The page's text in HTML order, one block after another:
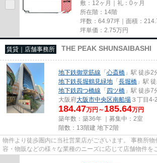
敷：12ヶ月｜礼：0ヶ月
所在階：14階
坪数：64.97坪｜面積：
坪単価： 2.75万円
賃貸｜店舗事務所 THE PEAK SHUNSAIBASHI
地下鉄御堂筋線 「心斎橋 」駅 徒歩2
地下鉄長堀鶴見緑地 「長堀橋 」駅
地下鉄四つ橋線 「四ツ橋 」駅 徒歩7
大阪府大阪市中央区南船場 ３丁目4-
184.47万円～ 185.64万円
築年数：築36年 ｜募集中： 2室
階数：13階建 地下2階
物件より徒歩圏内に当社営業店がございます。 事務所
容・物販などの様々な業種のニーズに応じて店舗物件を
尚、弊社ではおとり広告は一切...